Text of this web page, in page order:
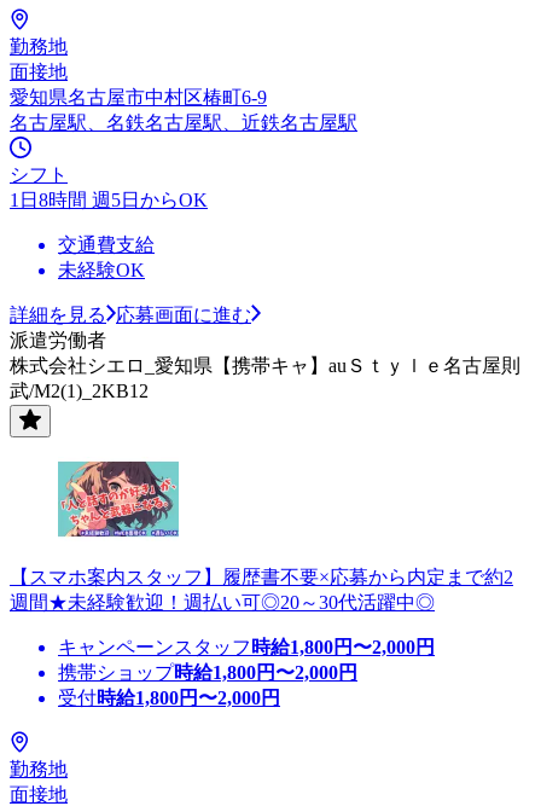
勤務地
面接地
愛知県名古屋市中村区椿町6-9
名古屋駅、名鉄名古屋駅、近鉄名古屋駅
シフト
1日8時間 週5日からOK
交通費支給
未経験OK
詳細を見る
応募画面に進む
派遣労働者
株式会社シエロ_愛知県【携帯キャ】auＳｔｙｌｅ名古屋則
武/M2(1)_2KB12
【スマホ案内スタッフ】履歴書不要×応募から内定まで約2
週間★未経験歓迎！週払い可◎20～30代活躍中◎
キャンペーンスタッフ 時給1,800円〜2,000円
携帯ショップ時給1,800円〜2,000円
受付時給1,800円〜2,000円
勤務地
面接地